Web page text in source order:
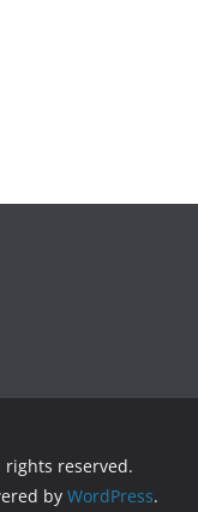
rights reserved.
by WordPress.